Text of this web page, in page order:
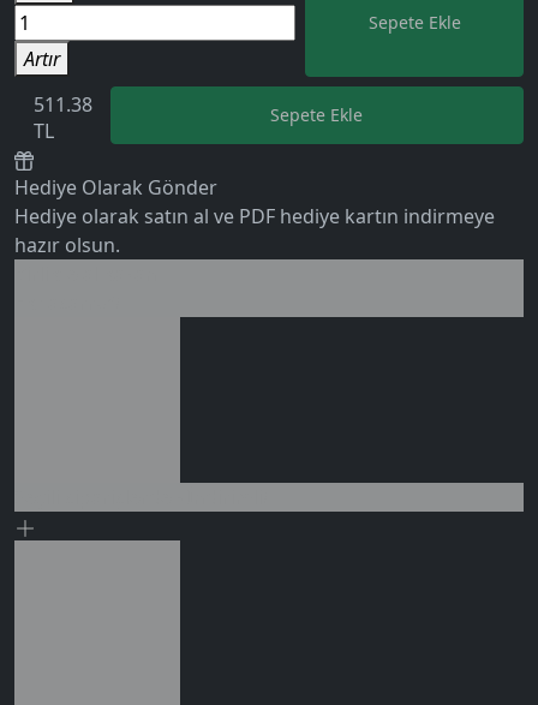
5.0
Artır
Sepete Ekle
511.38
TL
Sepete Ekle
Hediye Olarak Gönder
Hediye olarak satın al ve PDF hediye kartın indirmeye
hazır olsun.